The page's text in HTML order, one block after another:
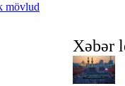
mövlud
Xəbər